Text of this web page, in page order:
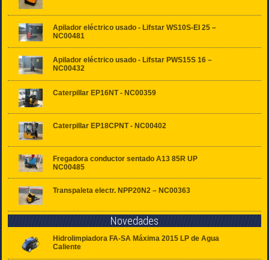
Apilador eléctrico usado - Lifstar WS10S-EI 25 –
NC00481
Apilador eléctrico usado - Lifstar PWS15S 16 –
NC00432
Caterpillar EP16NT - NC00359
Caterpillar EP18CPNT - NC00402
Fregadora conductor sentado A13 85R UP
NC00485
Transpaleta electr. NPP20N2 – NC00363
Novedades
Hidrolimpiadora FA-SA Máxima 2015 LP de Agua
Caliente